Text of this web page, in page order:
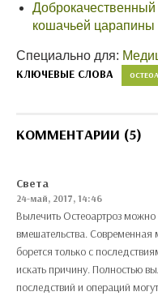
кошачьей царапины
Специально для:
КЛЮЧЕВЫЕ СЛОВА
КОММЕНТАРИИ (5)
Света
24-май, 2017, 14:46
Вылечить Остеоартроз можно
вмешательства.
борется только с
искать причину. Полностью
последствий и операций